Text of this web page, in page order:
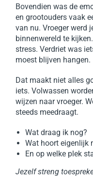
Bovendien was de
en grootouders vaak
van nu. Vroeger werd
binnenwereld te
stress. Verdriet was
moest blijven hangen.
Dat maakt niet alles
iets.Volwassen
wijzen naar vroeger.
steeds meedraagt.
Wat draag ik nog?
Wat hoort eigenlijk
En op welke plek
Jezelf streng